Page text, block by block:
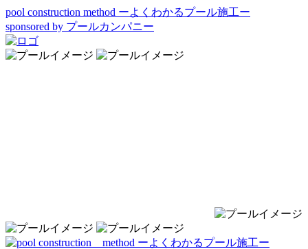
pool construction method ーよくわかるプール施工ー
sponsored by プールカンパニー